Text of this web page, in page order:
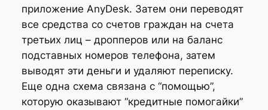
приложение AnyDesk. Затем они переводят
все средства со счетов граждан на счета
третьих лиц – дропперов или на баланс
подставных номеров телефона, затем
выводят эти деньги и удаляют переписку.
Еще одна схема связана с “помощью”,
которую оказывают “кредитные помогайки”